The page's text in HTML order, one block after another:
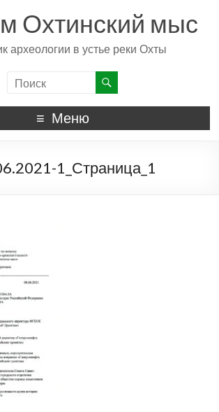
Охтинский мыс
археологии в устье реки Охты
Меню
1_Страница_1